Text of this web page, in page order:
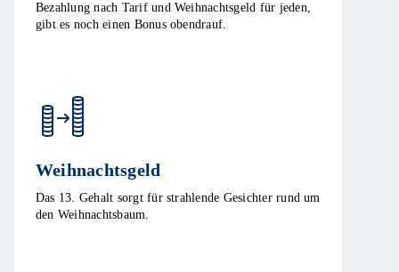
Bezahlung nach Tarif und Weihnachtsgeld für jeden,
gibt es noch einen Bonus obendrauf.
Weihnachtsgeld
Das 13. Gehalt sorgt für strahlende Gesichter rund um
den Weihnachtsbaum.